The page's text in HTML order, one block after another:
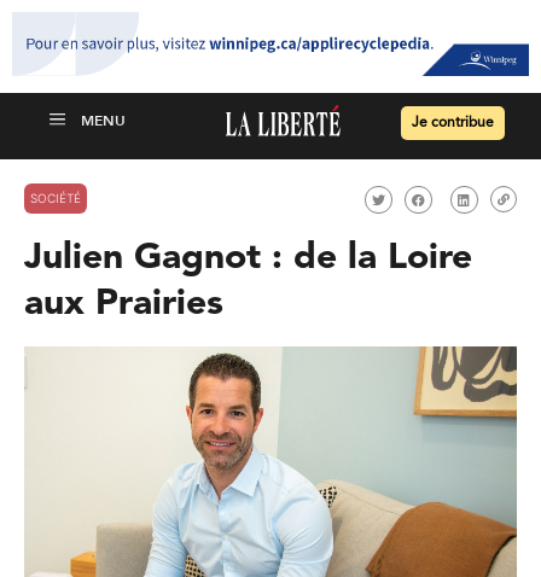
Je contribue
SOCIÉTÉ
Julien Gagnot : de la Loire
aux Prairies